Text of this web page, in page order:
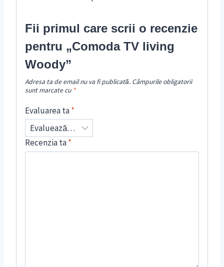
Fii primul care scrii o recenzie
pentru „Comoda TV living
Woody”
Adresa ta de email nu va fi publicată. Câmpurile obligatorii
sunt marcate cu *
Evaluarea ta*
Recenzia ta*